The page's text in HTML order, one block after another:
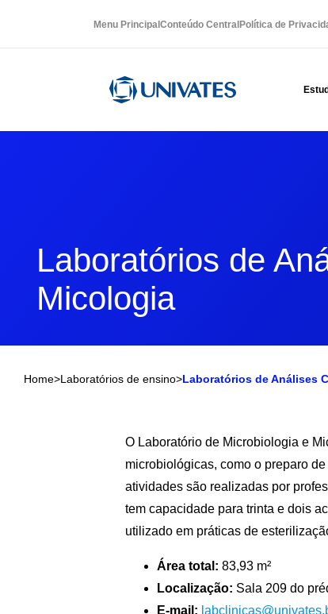
Menu Principal Conteúdo Central Política de
Laboratórios de
Micologia
Home>Laboratórios de ensino>Laboratórios de Análises
O Laboratório de Microbiologia e
microbiológicas, como o preparo
atividades são realizadas por
tem capacidade para trinta e dois
utilizado em práticas de
Área total: 83,93 m²
Localização: Sala 209 do
E-mail: